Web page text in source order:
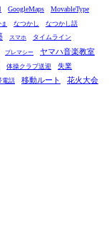
GoogleMaps
MovableType
なつかし なつかし話
スマホ タイムライン
プレマシー ヤマハ音楽教室
体操クラブ送迎 失業
電話 移動ルート 花火大会